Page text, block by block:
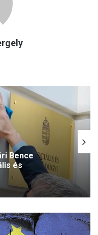
Bence
és